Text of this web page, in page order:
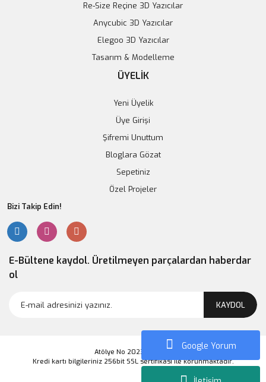
Re-Size Reçine 3D Yazıcılar
Anycubic 3D Yazıcılar
Elegoo 3D Yazıcılar
Tasarım & Modelleme
ÜYELİK
Yeni Üyelik
Üye Girişi
Şifremi Unuttum
Bloglara Gözat
Sepetiniz
Özel Projeler
Bizi Takip Edin!
E-Bültene kaydol. Üretilmeyen parçalardan haberdar
ol
KAYDOL
Atölye No 2023 Markası
Kredi kartı bilgileriniz 256bit SSL sertifikası ile korunmaktadır.
Google Yorum